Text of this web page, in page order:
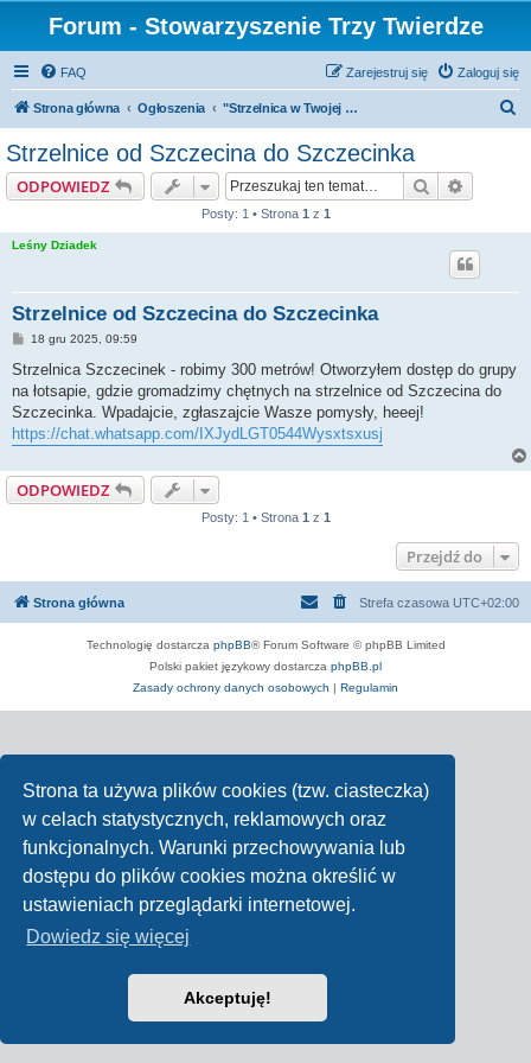
Strona ta używa plików cookies (tzw. ciasteczka)
w celach statystycznych, reklamowych oraz
funkcjonalnych. Warunki przechowywania lub
dostępu do plików cookies można określić w
ustawieniach przeglądarki internetowej.
Dowiedz się więcej
Akceptuję!
Forum - Stowarzyszenie Trzy Twierdze
FAQ Zaloguj się
Zarejestruj się
Strona główna Ogłoszenia "Strzelnica w Twojej gminie" - mapa DARMOWYCH strzelnic i założenia programu
Strzelnice od Szczecina do Szczecinka
ODPOWIEDZ Szukaj
Posty: 1 • Strona 1 z 1
Leśny Dziadek
Strzelnice od Szczecina do Szczecinka
P
s
18 gru 2025, 09:59
Strzelnica Szczecinek - robimy 300 metrów! Otworzyłem dostęp do grupy
na łotsapie, gdzie gromadzimy chętnych na strzelnice od Szczecina do
Szczecinka. Wpadajcie, zgłaszajcie Wasze pomysły, heeej!
https://chat.whatsapp.com/IXJydLGT0544Wysxtsxusj
ODPOWIEDZ
Posty: 1 • Strona 1 z 1
Przejdź do
Strona główna Strefa czasowa UTC+02:00
Technologię dostarcza phpBB® Forum Software © phpBB Limited
Polski pakiet językowy dostarcza phpBB.pl
Zasady ochrony danych osobowych | Regulamin